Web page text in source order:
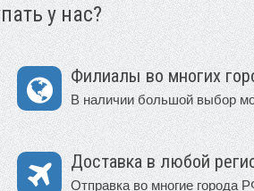
у нас?
Филиалы во многих
В наличии большой выбор
Доставка в любой
Отправка во многие города